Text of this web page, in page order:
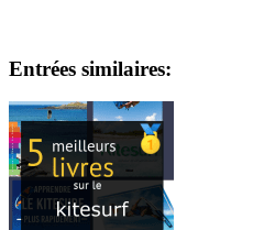
Entrées similaires: